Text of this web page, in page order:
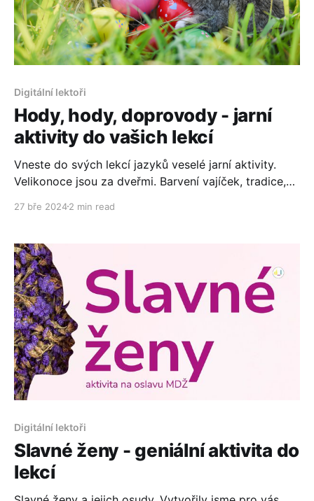
Digitální lektoři
Hody, hody, doprovody - jarní
aktivity do vašich lekcí
Vneste do svých lekcí jazyků veselé jarní aktivity.
Velikonoce jsou za dveřmi. Barvení vajíček, tradice,
27 bře 20242 min read
Digitální lektoři
Slavné ženy - geniální aktivita do
lekcí